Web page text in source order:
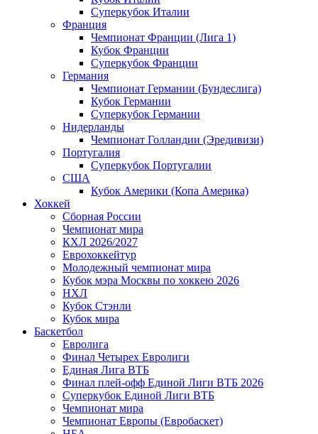
Суперкубок Италии
Франция
Чемпионат Франции (Лига 1)
Кубок Франции
Суперкубок Франции
Германия
Чемпионат Германии (Бундеслига)
Кубок Германии
Суперкубок Германии
Нидерланды
Чемпионат Голландии (Эредивизи)
Португалия
Суперкубок Португалии
США
Кубок Америки (Копа Америка)
Хоккей
Сборная России
Чемпионат мира
КХЛ 2026/2027
Еврохоккейтур
Молодежный чемпионат мира
Кубок мэра Москвы по хоккею 2026
НХЛ
Кубок Стэнли
Кубок мира
Баскетбол
Евролига
Финал Четырех Евролиги
Единая Лига ВТБ
Финал плей-офф Единой Лиги ВТБ 2026
Суперкубок Единой Лиги ВТБ
Чемпионат мира
Чемпионат Европы (Евробаскет)